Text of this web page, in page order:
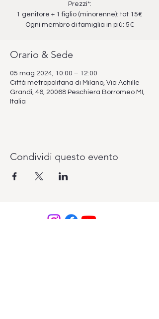
Prezzi*:
1 genitore + 1 figlio (minorenne): tot 15€
Ogni membro di famiglia in più: 5€
Orario & Sede
05 mag 2024, 10:00 – 12:00
Città metropolitana di Milano, Via Achille
Grandi, 46, 20068 Peschiera Borromeo MI,
Italia
Condividi questo evento